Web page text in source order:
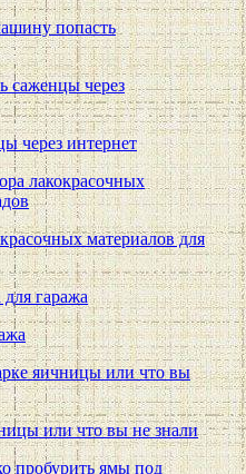
попасть
через интернет
материалов для
или что вы не знали